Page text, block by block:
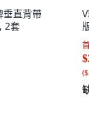
垂直背帶
2套
(